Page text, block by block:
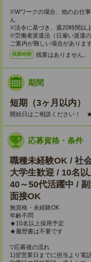
※Wワークの場合、他のお仕
ん
※法令に基づき、週20時間以
※労働者派遣法（日雇い派遣
ご案内が難しい場合がありま
残業時間 残業はありません。
期間
短期（3ヶ月以内）
開始日はご相談ください！ ★
応募資格・条件
職種未経験OK / 社
大学生歓迎 / 10名
40～50代活躍中 /
面接OK
無資格・未経験OK
年齢不問
★10名以上採用予定
★履歴書は不要です
▽応募後の流れ
1)翌営業日までに担当より電